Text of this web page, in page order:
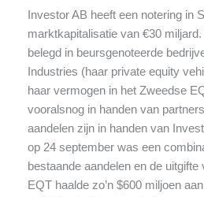
Investor AB heeft een notering in
marktkapitalisatie van €30
belegd in beursgenoteerde
Industries (haar private equity
haar vermogen in het Zweedse
vooralsnog in handen van
aandelen zijn in handen van
op 24 september was een
bestaande aandelen en de uitgifte
EQT haalde zo’n $600 miljoen